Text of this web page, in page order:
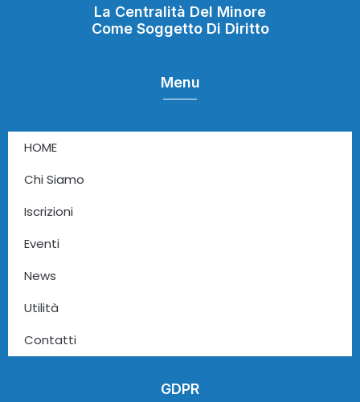
La Centralità Del Minore
Come Soggetto Di Diritto
Menu
HOME
Chi Siamo
Iscrizioni
Eventi
News
Utilità
Contatti
GDPR